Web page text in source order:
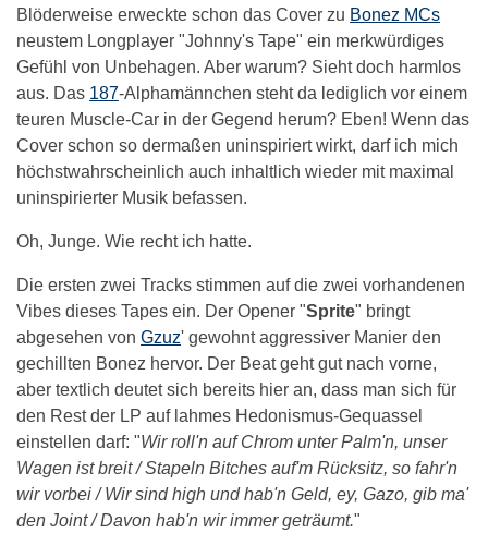
Blöderweise erweckte schon das Cover zu Bonez MCs
neustem Longplayer "Johnny's Tape" ein merkwürdiges
Gefühl von Unbehagen. Aber warum? Sieht doch harmlos
aus. Das 187-Alphamännchen steht da lediglich vor einem
teuren Muscle-Car in der Gegend herum? Eben! Wenn das
Cover schon so dermaßen uninspiriert wirkt, darf ich mich
höchstwahrscheinlich auch inhaltlich wieder mit maximal
uninspirierter Musik befassen.
Oh, Junge. Wie recht ich hatte.
Die ersten zwei Tracks stimmen auf die zwei vorhandenen
Vibes dieses Tapes ein. Der Opener "Sprite" bringt
abgesehen von Gzuz' gewohnt aggressiver Manier den
gechillten Bonez hervor. Der Beat geht gut nach vorne,
aber textlich deutet sich bereits hier an, dass man sich für
den Rest der LP auf lahmes Hedonismus-Gequassel
einstellen darf: "Wir roll'n auf Chrom unter Palm'n, unser
Wagen ist breit / Stapeln Bitches auf'm Rücksitz, so fahr'n
wir vorbei / Wir sind high und hab'n Geld, ey, Gazo, gib ma'
den Joint / Davon hab'n wir immer geträumt."